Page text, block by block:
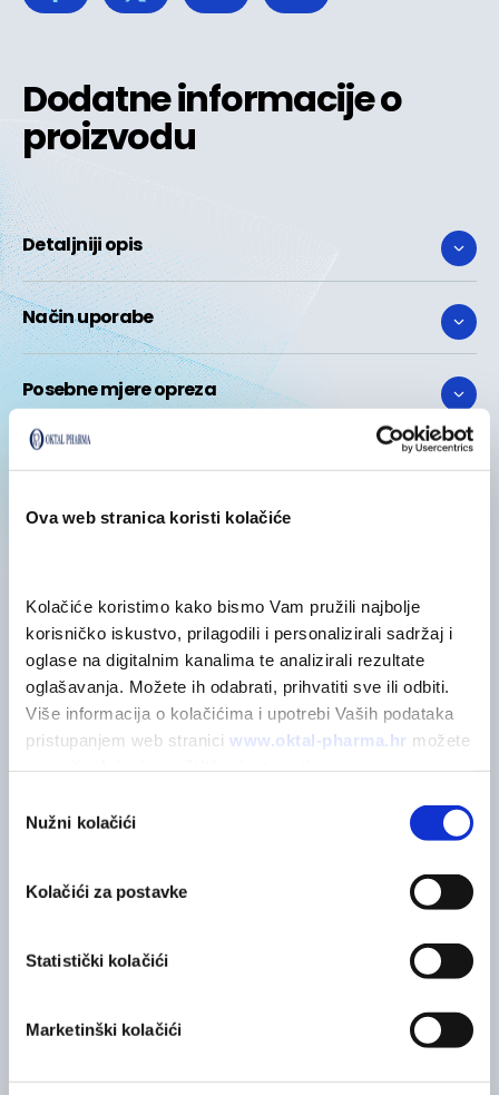
Ova web stranica koristi kolačiće
Kolačiće koristimo kako bismo Vam pružili najbolje
korisničko iskustvo, prilagodili i personalizirali sadržaj i
oglase na digitalnim kanalima te analizirali rezultate
oglašavanja. Možete ih odabrati, prihvatiti sve ili odbiti.
Više informacija o kolačićima i upotrebi Vaših podataka
pristupanjem web stranici www.oktal-pharma.hr možete
pristanka
Nužni kolačići
Kolačići za postavke
Statistički kolačići
Marketinški kolačići
Detaljniji opis
Način uporabe
Posebne mjere opreza
Dodatne informacije o
proizvodu
Možda će vas zanimati